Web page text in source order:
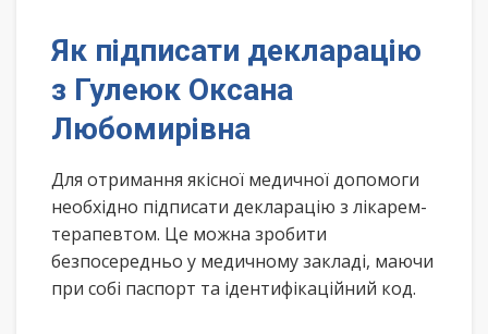
Як підписати декларацію
з Гулеюк Оксана
Любомирівна
Для отримання якісної медичної допомоги
необхідно підписати декларацію з лікарем-
терапевтом. Це можна зробити
безпосередньо у медичному закладі, маючи
при собі паспорт та ідентифікаційний код.